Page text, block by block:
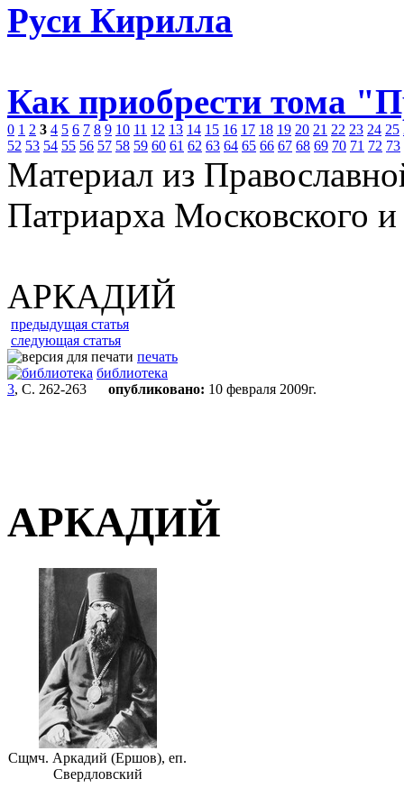
Руси Кирилла
Как приобрести тома
0 1 2 3 4 5 6 7 8 9 10 11 12 13 14 15 16 17 18 19 20 21 22 23 24 25
52 53 54 55 56 57 58 59 60 61 62 63 64 65 66 67 68 69 70 71 72 73
Материал из
Патриарха Московского
АРКАДИЙ
предыдущая статья
следующая статья
печать
библиотека
3, С. 262-263 опубликовано: 10 февраля 2009г.
АРКАДИЙ
Сщмч. Аркадий (Ершов), еп.
Свердловский